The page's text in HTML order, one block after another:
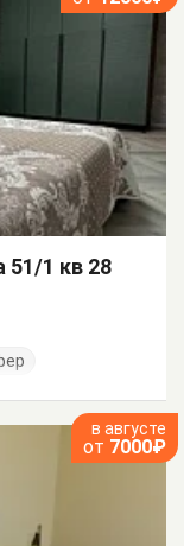
51/1 кв 28
в августе
от 7000₽